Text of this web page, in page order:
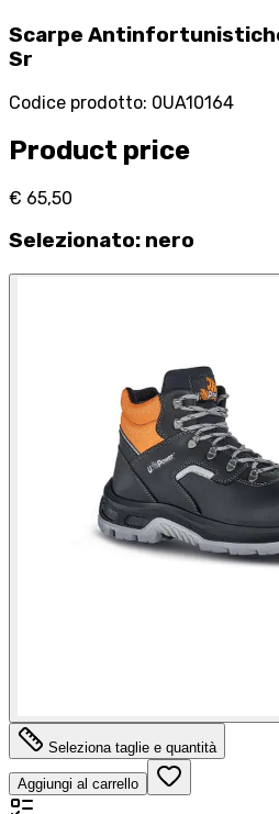
Scarpe
Sr
Codice prodotto: 0UA10164
Product price
€ 65,50
Selezionato: nero
Seleziona taglie e quantità
Aggiungi al carrello